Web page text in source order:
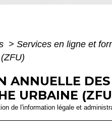
> Services en ligne et
ANNUELLE
URBAINE
de l'information légale et